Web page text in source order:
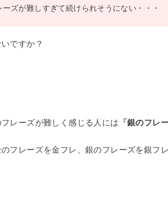
ーズが難しすぎて続けられそうにない・・・
ですか？
レーズが難しく感じる人には 「銀のフレ
フレーズを金フレ、銀のフレーズを銀フ